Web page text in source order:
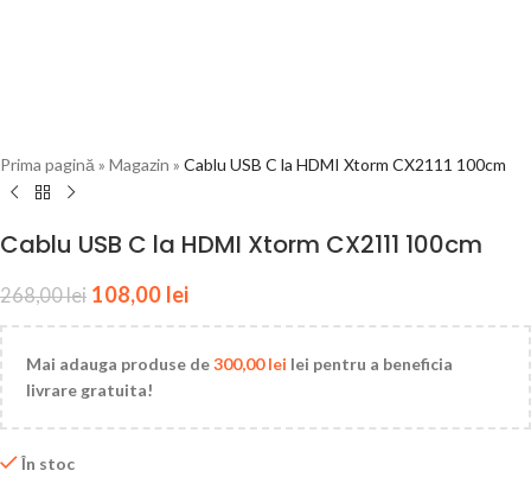
Prima pagină » Magazin » Cablu USB C la HDMI Xtorm CX2111 100cm
Cablu USB C la HDMI Xtorm CX2111 100cm
268,00lei 108,00 lei
Mai adauga produse de300,00lei lei pentru a beneficia
livrare gratuita!
În stoc